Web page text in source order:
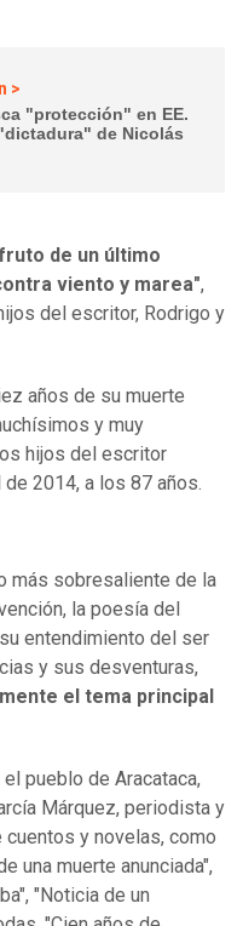
>
"protección" en EE.
de Nicolás
de un último
viento y marea",
del escritor, Rodrigo y
años de su muerte
y muy
hijos del escritor
2014, a los 87 años.
más sobresaliente de la
la poesía del
entendimiento del ser
y sus desventuras,
el tema principal
pueblo de Aracataca,
Márquez, periodista y
y novelas, como
una muerte anunciada",
"Noticia de un